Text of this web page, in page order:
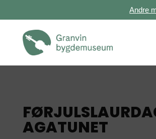
Andre
AGATUNET